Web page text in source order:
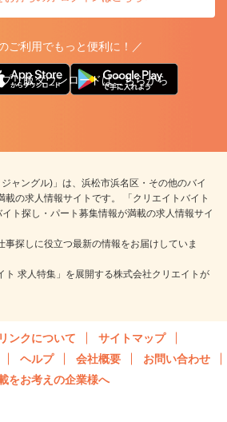
ご利用でもっと便利に！／
リ版ダウンロードはこちらから
ジャングル)」は、浜松市浜名区・その他のバイ
載の求人情報サイトです。 「クリエイトバイト
ト探し・パート募集情報が満載の求人情報サイ
事探しに役立つ最新の情報をお届けしていま
ト 求人特集」を展開する株式会社クリエイトが
リンクについて
サイトマップ
ヘルプ 会社概要
お問い合わせ
をお考えの企業様へ